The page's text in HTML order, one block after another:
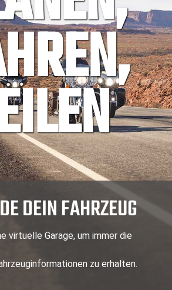
DEIN FAHRZEUG
virtuelle Garage, um immer die
zu erhalten.